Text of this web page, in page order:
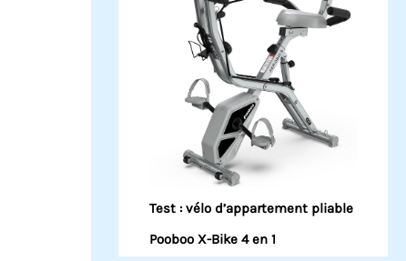
Test : vélo d’appartement pliable
Pooboo X-Bike 4 en 1